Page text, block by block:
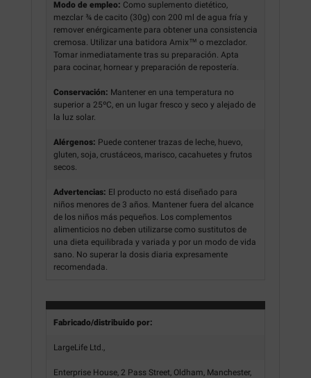
Modo de empleo: Como suplemento dietético,
mezclar ¾ de cacito (30g) con 200 ml de agua fría y
remover enérgicamente para obtener una consistencia
cremosa. Utilizar una batidora Amix™ o mezclador.
Tomar inmediatamente tras su preparación. Apta
para cocinar, hornear y preparación de repostería.
Conservación: Mantener en una temperatura no
superior a 25ºC, en un lugar fresco y seco y alejado de
la luz solar.
Alérgenos: Puede contener trazas de leche, huevo,
gluten, soja, crustáceos, marisco, cacahuetes y frutos
secos.
Advertencias: El producto no está diseñado para
niños menores de 3 años. Mantener fuera del alcance
de los niños más pequeños. Los complementos
alimenticios no deben utilizarse como sustitutos de
una dieta equilibrada y variada y por un modo de vida
sano. No superar la dosis diaria expresamente
recomendada.
Fabricado/distribuido por:
LargeLife Ltd.,
Enterprise House, 2 Pass Street, Oldham, Manchester,